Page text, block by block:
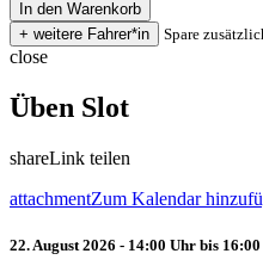
Spare
close
Üben Slot
shareLink teilen
attachmentZum Kalendar
22. August 2026 - 14:00 Uhr bis